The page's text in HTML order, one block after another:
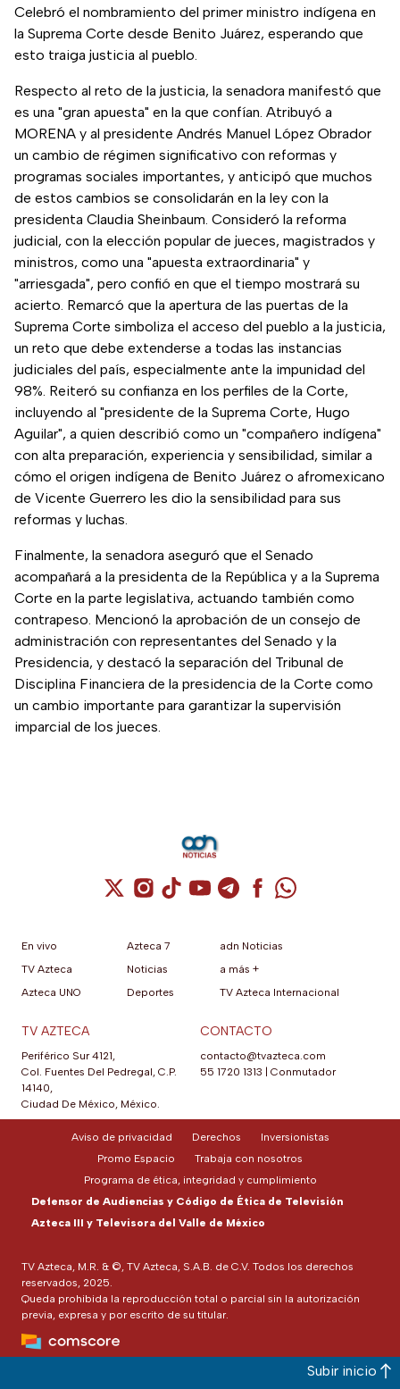
Celebró el nombramiento del primer ministro indígena en
la Suprema Corte desde Benito Juárez, esperando que
esto traiga justicia al pueblo.
Respecto al reto de la justicia, la senadora manifestó que
es una "gran apuesta" en la que confían. Atribuyó a
MORENA y al presidente Andrés Manuel López Obrador
un cambio de régimen significativo con reformas y
programas sociales importantes, y anticipó que muchos
de estos cambios se consolidarán en la ley con la
presidenta Claudia Sheinbaum. Consideró la reforma
judicial, con la elección popular de jueces, magistrados y
ministros, como una "apuesta extraordinaria" y
"arriesgada", pero confió en que el tiempo mostrará su
acierto. Remarcó que la apertura de las puertas de la
Suprema Corte simboliza el acceso del pueblo a la justicia,
un reto que debe extenderse a todas las instancias
judiciales del país, especialmente ante la impunidad del
98%. Reiteró su confianza en los perfiles de la Corte,
incluyendo al "presidente de la Suprema Corte, Hugo
Aguilar", a quien describió como un "compañero indígena"
con alta preparación, experiencia y sensibilidad, similar a
cómo el origen indígena de Benito Juárez o afromexicano
de Vicente Guerrero les dio la sensibilidad para sus
reformas y luchas.
Finalmente, la senadora aseguró que el Senado
acompañará a la presidenta de la República y a la Suprema
Corte en la parte legislativa, actuando también como
contrapeso. Mencionó la aprobación de un consejo de
administración con representantes del Senado y la
Presidencia, y destacó la separación del Tribunal de
Disciplina Financiera de la presidencia de la Corte como
un cambio importante para garantizar la supervisión
imparcial de los jueces.
Cuenta de X / Twitter (se abre en una
Cuenta de Instagram (se abre en una
Cuenta de TikTok (se abre en
Cuenta de YouTube (se abre
Cuenta de Telegram (se
Cuenta de
Cuenta de
En vivo
TV Azteca
Azteca UNO
Azteca 7
Noticias
Deportes
adn Noticias
a más +
TV Azteca Internacional
TV AZTECA
Periférico Sur 4121,
Col. Fuentes Del Pedregal, C.P.
14140,
Ciudad De México, México.
CONTACTO
contacto@tvazteca.com
55 1720 1313 | Conmutador
TV Azteca, M.R. & ©, TV Azteca, S.A.B. de C.V. Todos los derechos
reservados, 2025.
Queda prohibida la reproducción total o parcial sin la autorización
previa, expresa y por escrito de su titular.
Aviso de privacidad Derechos
Inversionistas
Promo Espacio
Trabaja con nosotros
Programa de ética, integridad y cumplimiento
Defensor de Audiencias y Código de Ética de Televisión
Azteca III y Televisora del Valle de México
Subir inicio